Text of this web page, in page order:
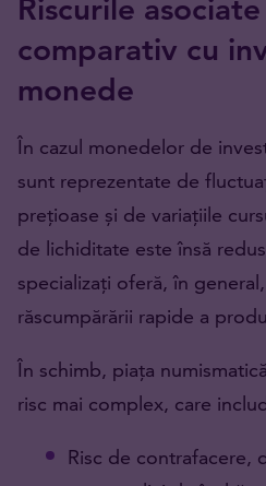
Riscurile
comparativ cu
monede
În cazul monedelor de
sunt reprezentate de
prețioase și de variațiile
de lichiditate este însă
specializați oferă, în
răscumpărării rapide a
În schimb, piața
risc mai complex, care
Risc de contrafacere,